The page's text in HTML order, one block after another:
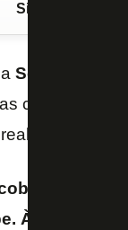
Siga o FogãoNET
Seleção
críticas pela
mais
Às vezes